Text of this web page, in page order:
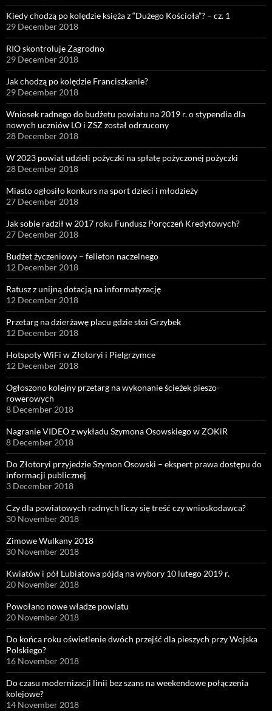
Kiedy chodzą po kolędzie księża z “Dużego Kościoła”? – cz. 1
29 December 2018
RIO skontroluje Zagrodno
29 December 2018
Jak chodzą po kolędzie Franciszkanie?
29 December 2018
Wniosek radnego do budżetu powiatu na 2019 r. o stypendia dla
nowych uczniów LO i ZSZ został odrzucony
28 December 2018
W 2023 powiat udzieli pożyczki na spłatę pożyczonej pożyczki
28 December 2018
Miasto ogłosiło konkurs na sport dzieci i młodzieży
27 December 2018
Jak sobie radził w 2017 roku Fundusz Poręczeń Kredytowych?
27 December 2018
Budżet życzeniowy – felieton naczelnego
12 December 2018
Ratusz z unijną dotacją na informatyzację
12 December 2018
Przetarg na dzierżawę placu gdzie stoi Grzybek
12 December 2018
Hotspoty WiFi w Złotoryi i Pielgrzymce
12 December 2018
Ogłoszono kolejny przetarg na wykonanie ścieżek pieszo-
rowerowych
8 December 2018
Nagranie VIDEO z wykładu Szymona Osowskiego w ZOKiR
8 December 2018
Do Złotoryi przyjedzie Szymon Osowski – ekspert prawa dostępu do
informacji publicznej
3 December 2018
Czy dla powiatowych radnych liczy się treść czy wnioskodawca?
30 November 2018
Zimowe Wulkany 2018
30 November 2018
Kwiatów i pół Lubiatowa pójdą na wybory 10 lutego 2019 r.
20 November 2018
Powołano nowe władze powiatu
20 November 2018
Do końca roku oświetlenie dwóch przejść dla pieszych przy Wojska
Polskiego?
16 November 2018
Do czasu modernizacji linii bez szans na weekendowe połączenia
kolejowe?
14 November 2018